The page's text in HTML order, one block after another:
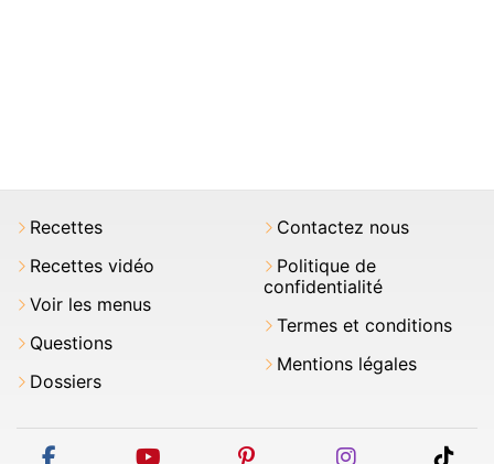
Recettes
Recettes vidéo
Voir les menus
Questions
Dossiers
Contactez nous
Politique de
confidentialité
Termes et conditions
Mentions légales